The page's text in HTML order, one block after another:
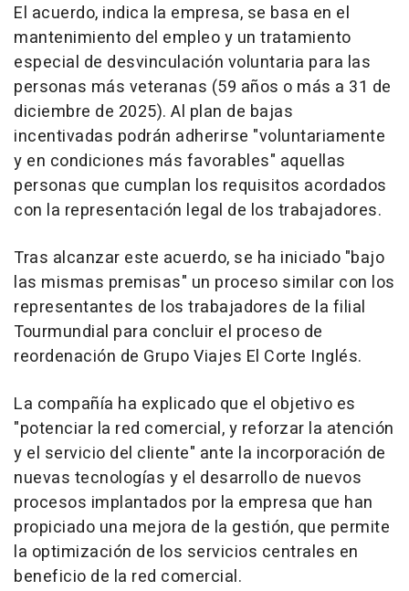
El acuerdo, indica la empresa, se basa en el
mantenimiento del empleo y un tratamiento
especial de desvinculación voluntaria para las
personas más veteranas (59 años o más a 31 de
diciembre de 2025). Al plan de bajas
incentivadas podrán adherirse "voluntariamente
y en condiciones más favorables" aquellas
personas que cumplan los requisitos acordados
con la representación legal de los trabajadores.
Tras alcanzar este acuerdo, se ha iniciado "bajo
las mismas premisas" un proceso similar con los
representantes de los trabajadores de la filial
Tourmundial para concluir el proceso de
reordenación de Grupo Viajes El Corte Inglés.
La compañía ha explicado que el objetivo es
"potenciar la red comercial, y reforzar la atención
y el servicio del cliente" ante la incorporación de
nuevas tecnologías y el desarrollo de nuevos
procesos implantados por la empresa que han
propiciado una mejora de la gestión, que permite
la optimización de los servicios centrales en
beneficio de la red comercial.